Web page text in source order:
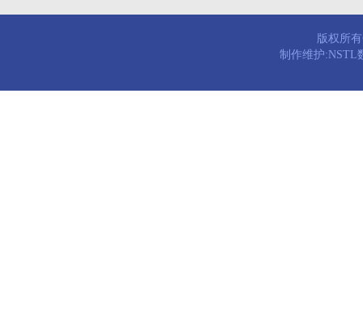
版权所
制作维护:NSTL